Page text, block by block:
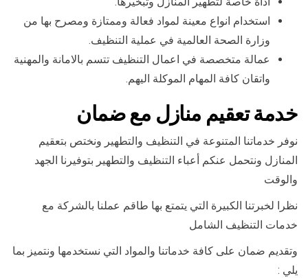
استخدام انواع معينة لمواد فعالة وممتازة ومصرح بها من
وزارة الصحة العالمية في عملية التنظيف.
عمالة متخصصة في اعمال التنظيف تتسم بالامانة والمهنية
واتقان كافة المهام الموكلة اليهم.
خدمة تعقيم منازل مع ضمان
نوفر خدماتنا المتنوعة في التنظيف والتطهير ونختص بتعقيم
المنازل ونتحمل عنكم أعباء التنظيف والتطهير بتوفيرنا الجهد
والوقت
نظرا لخبرتنا الكبيرة التي يتمتع بها طاقم عملنا بالشركة مع
خدمات التنظيف الشامل
وتقديم ضمان على كافة خدماتنا والمواد التي نستخدمها ونتميز بما
يلي :